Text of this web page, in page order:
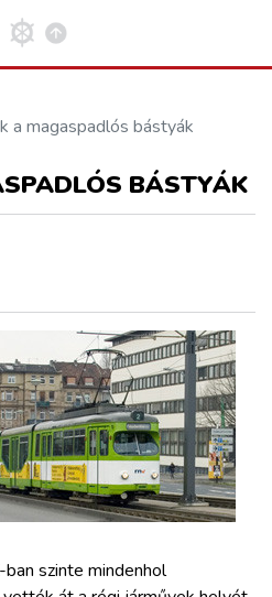
a magaspadlós bástyák
BÁSTYÁK
szinte mindenhol